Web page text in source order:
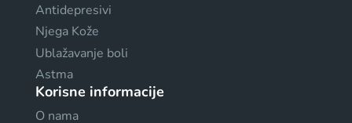
Antidepresivi
Njega Kože
Ublažavanje boli
Astma
Korisne informacije
O nama